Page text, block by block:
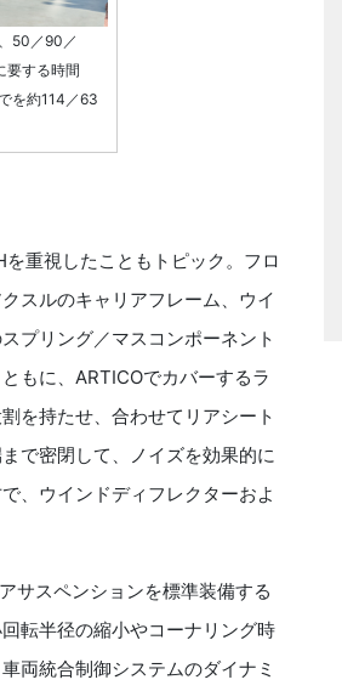
50／90／
要する時間
を約114／63
重視したこともトピック。フロ
スルのキャリアフレーム、ウイ
プリング／マスコンポーネント
もに、ARTICOでカバーするラ
を持たせ、合わせてリアシート
で密閉して、ノイズを効果的に
、ウインドディフレクターおよ
サスペンションを標準装備する
転半径の縮小やコーナリング時
両統合制御システムのダイナミ